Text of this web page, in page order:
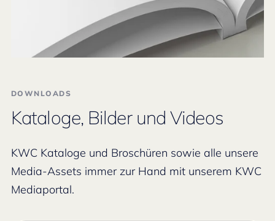
DOWNLOADS
Kataloge, Bilder und Videos
KWC Kataloge und Broschüren sowie alle unsere
Media-Assets immer zur Hand mit unserem KWC
Mediaportal.